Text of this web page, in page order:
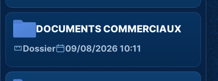
DOCUMENTS COMMERCIAUX
Dossier 09/08/2026 10:11